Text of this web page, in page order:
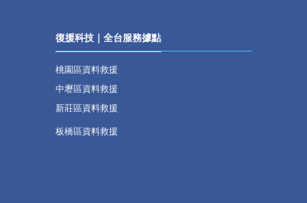
復援科技｜全台服務據點
桃園區資料救援
中壢區資料救援
新莊區資料救援
板橋區資料救援